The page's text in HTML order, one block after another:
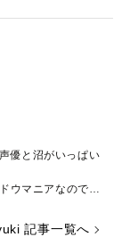
優と沼がいっぱい
ウマニアなので推
ってしまうことも
記事一覧へ